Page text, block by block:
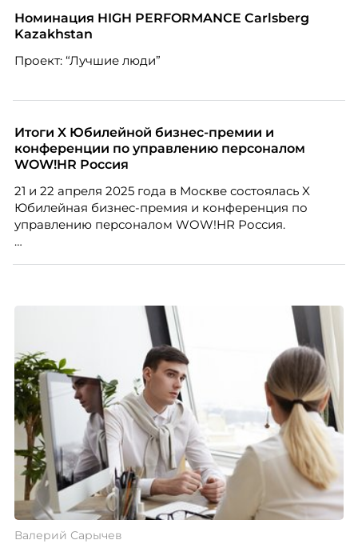
Номинация HIGH PERFORMANCE Carlsberg
Kazakhstan
Проект: “Лучшие люди”
Итоги X Юбилейной бизнес-премии и
конференции по управлению персоналом
WOW!HR Россия
21 и 22 апреля 2025 года в Москве состоялась X
Юбилейная бизнес-премия и конференция по
управлению персоналом WOW!HR Россия.
Валерий Сарычев